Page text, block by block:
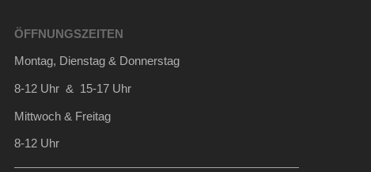
ÖFFNUNGSZEITEN
Montag, Dienstag & Donnerstag
8-12 Uhr & 15-17 Uhr
Mittwoch & Freitag
8-12 Uhr